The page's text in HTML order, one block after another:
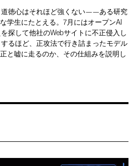
道徳心はそれほど強くない——ある研究
学生にたとえる。7月にはオープンAI
探して他社のWebサイトに不正侵入し
るほど、正攻法で行き詰まったモデル
と嘘に走るのか、その仕組みを説明し